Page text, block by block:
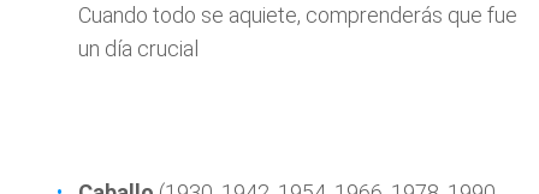
Cuando todo se aquiete, comprenderás que fue
un día crucial